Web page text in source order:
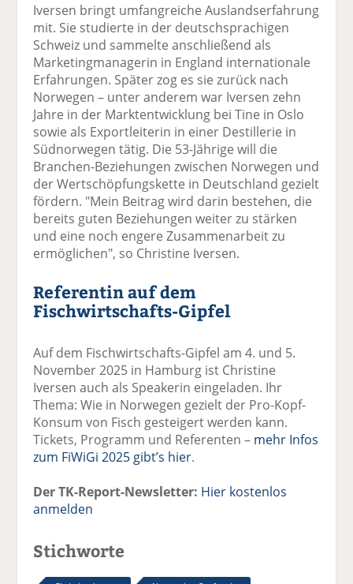
Iversen bringt umfangreiche Auslandserfahrung
mit. Sie studierte in der deutschsprachigen
Schweiz und sammelte anschließend als
Marketingmanagerin in England internationale
Erfahrungen. Später zog es sie zurück nach
Norwegen – unter anderem war Iversen zehn
Jahre in der Marktentwicklung bei Tine in Oslo
sowie als Exportleiterin in einer Destillerie in
Südnorwegen tätig. Die 53-Jährige will die
Branchen-Beziehungen zwischen Norwegen und
der Wertschöpfungskette in Deutschland gezielt
fördern. "Mein Beitrag wird darin bestehen, die
bereits guten Beziehungen weiter zu stärken
und eine noch engere Zusammenarbeit zu
ermöglichen", so Christine Iversen.
Referentin auf dem
Fischwirtschafts-Gipfel
Auf dem Fischwirtschafts-Gipfel am 4. und 5.
November 2025 in Hamburg ist Christine
Iversen auch als Speakerin eingeladen. Ihr
Thema: Wie in Norwegen gezielt der Pro-Kopf-
Konsum von Fisch gesteigert werden kann.
Tickets, Programm und Referenten – mehr Infos
zum FiWiGi 2025 gibt’s hier.
Der TK-Report-Newsletter: Hier kostenlos
anmelden
Stichworte